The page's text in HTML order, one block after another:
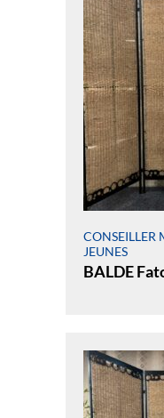
CONSEILLER
JEUNES
BALDE